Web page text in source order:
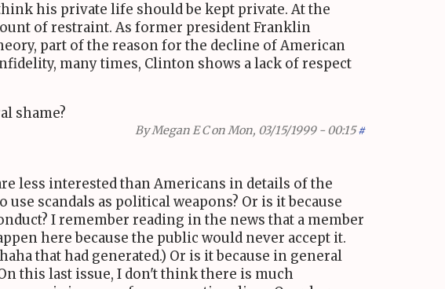
his private life should be kept private. At the
of restraint. As former president Franklin
part of the reason for the decline of American
many times, Clinton shows a lack of respect
shame?
ByMegan E Con Mon, 03/15/1999 - 00:15 #
less interested than Americans in details of the
scandals as political weapons? Or is it because
I remember reading in the news that a member
here because the public would never accept it.
that had generated.) Or is it because in general
this last issue, I don't think there is much